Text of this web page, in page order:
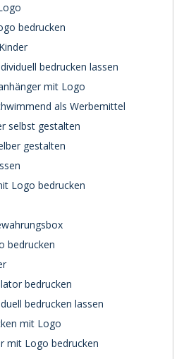
bedrucken
bedrucken lassen
mit Logo
als Werbemittel
selbst gestalten
gestalten
Logo bedrucken
bedrucken
bedrucken
bedrucken lassen
mit Logo
mit Logo bedrucken